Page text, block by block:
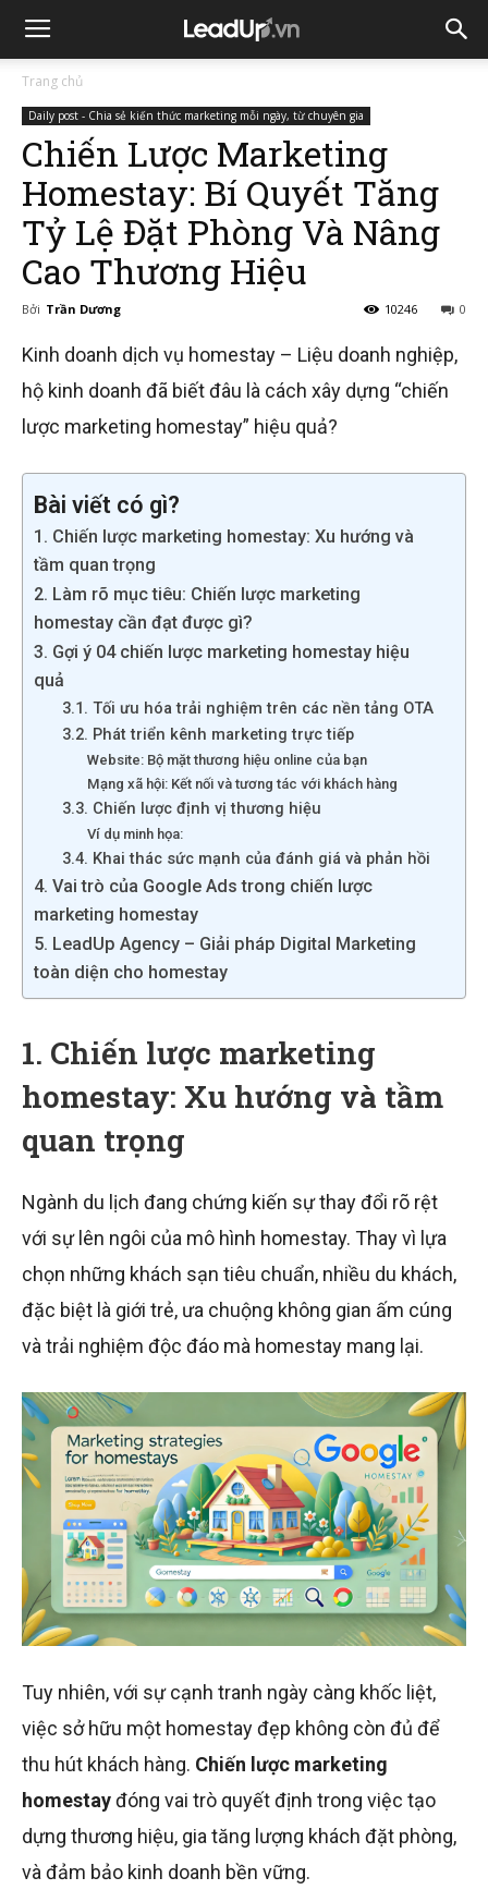
Trang chủ
Daily post - Chia sẻ kiến thức marketing mỗi ngày, từ chuyên gia
Chiến Lược Marketing
Homestay: Bí Quyết Tăng
Tỷ Lệ Đặt Phòng Và Nâng
Cao Thương Hiệu
Bởi Trần Dương 0
10246
Kinh doanh dịch vụ homestay – Liệu doanh nghiệp,
hộ kinh doanh đã biết đâu là cách xây dựng “chiến
lược marketing homestay” hiệu quả?
Bài viết có gì?
1. Chiến lược marketing homestay: Xu hướng và
tầm quan trọng
2. Làm rõ mục tiêu: Chiến lược marketing
homestay cần đạt được gì?
3. Gợi ý 04 chiến lược marketing homestay hiệu
quả
3.1. Tối ưu hóa trải nghiệm trên các nền tảng OTA
3.2. Phát triển kênh marketing trực tiếp
Website: Bộ mặt thương hiệu online của bạn
Mạng xã hội: Kết nối và tương tác với khách hàng
3.3. Chiến lược định vị thương hiệu
Ví dụ minh họa:
3.4. Khai thác sức mạnh của đánh giá và phản hồi
4. Vai trò của Google Ads trong chiến lược
marketing homestay
5. LeadUp Agency – Giải pháp Digital Marketing
toàn diện cho homestay
1. Chiến lược marketing
homestay: Xu hướng và tầm
quan trọng
Ngành du lịch đang chứng kiến sự thay đổi rõ rệt
với sự lên ngôi của mô hình homestay. Thay vì lựa
chọn những khách sạn tiêu chuẩn, nhiều du khách,
đặc biệt là giới trẻ, ưa chuộng không gian ấm cúng
và trải nghiệm độc đáo mà homestay mang lại.
Tuy nhiên, với sự cạnh tranh ngày càng khốc liệt,
việc sở hữu một homestay đẹp không còn đủ để
thu hút khách hàng. Chiến lược marketing
homestayđóng vai trò quyết định trong việc tạo
dựng thương hiệu, gia tăng lượng khách đặt phòng,
và đảm bảo kinh doanh bền vững.